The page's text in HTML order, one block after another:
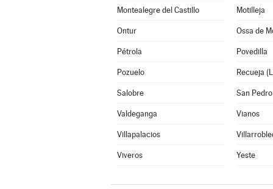
Montealegre del Castillo Motilleja
Ontur Ossa de
Pétrola Povedilla
Pozuelo Recueja
Salobre San Pedro
Valdeganga Vianos
Villapalacios
Viveros Yeste